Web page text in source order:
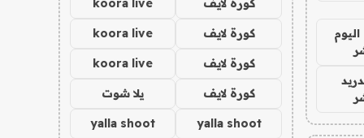
كورة لايف koora live
كورة لايف koora live
كورة لايف koora live
كورة لايف يلا شوت
yalla shoot
yalla shoot